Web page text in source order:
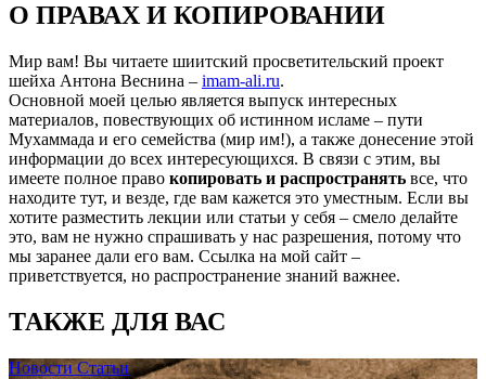
О ПРАВАХ И КОПИРОВАНИИ
Мир вам! Вы читаете шиитский просветительский проект
шейха Антона Веснина – imam-ali.ru.
Основной моей целью является выпуск интересных
материалов, повествующих об истинном исламе – пути
Мухаммада и его семейства (мир им!), а также донесение этой
информации до всех интересующихся. В связи с этим, вы
имеете полное право копировать и распространять все, что
находите тут, и везде, где вам кажется это уместным. Если вы
хотите разместить лекции или статьи у себя – смело делайте
это, вам не нужно спрашивать у нас разрешения, потому что
мы заранее дали его вам. Ссылка на мой сайт –
приветствуется, но распространение знаний важнее.
ТАКЖЕ ДЛЯ ВАС
НовостиСтатьи